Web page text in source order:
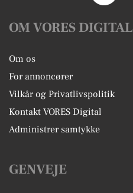
OM VORES DIGITAL
Om os
For annoncører
Vilkår og Privatlivspolitik
Kontakt VORES Digital
Administrer samtykke
GENVEJE